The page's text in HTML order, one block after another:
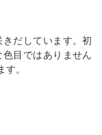
だしています。初
目ではありません
。